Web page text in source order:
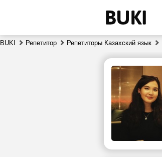
BUKI Репетитор Репетиторы Казахский язык